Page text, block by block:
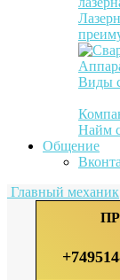
Виды
Найм
Общение
Главный механик